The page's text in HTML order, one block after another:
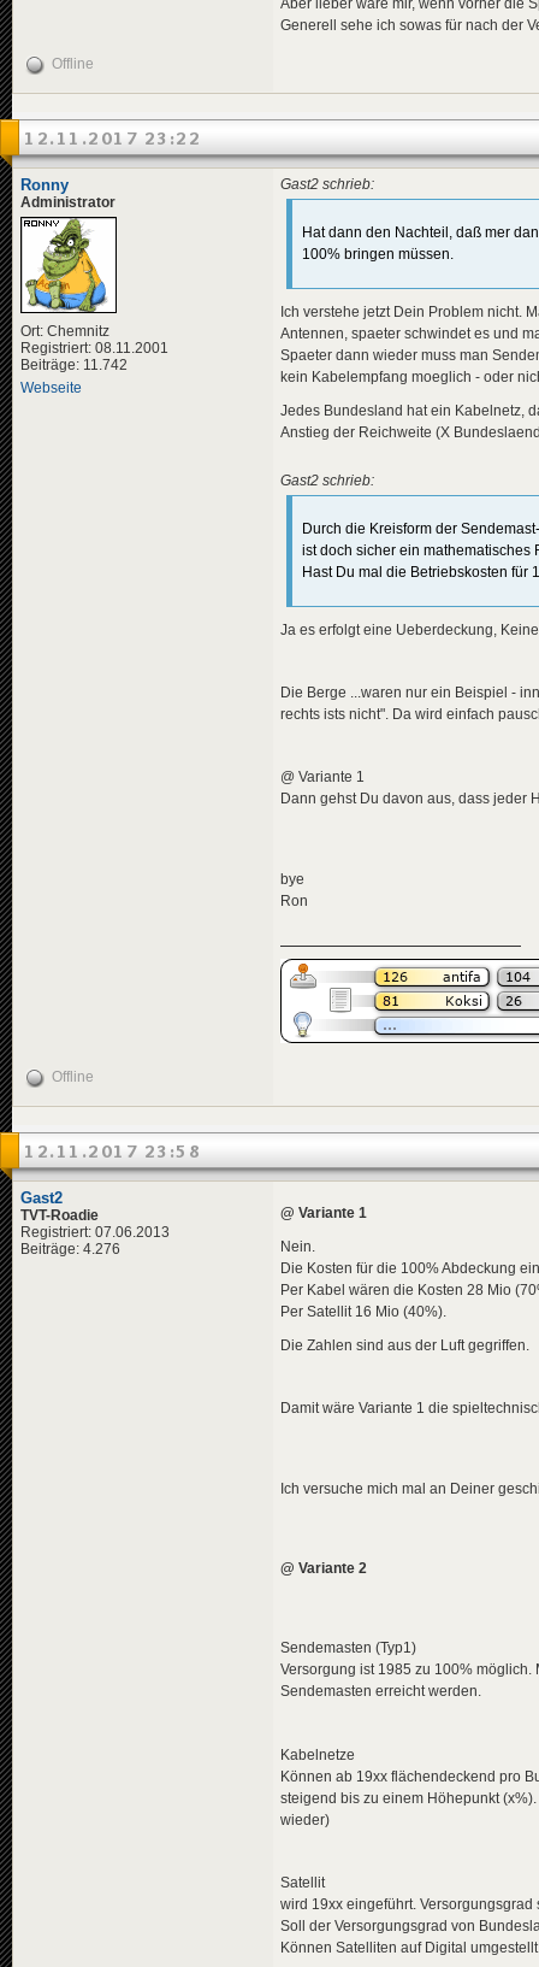
Aber lieber wäre mir, wenn vorher die
Generell sehe ich sowas für nach der
Offline
12.11.2017 23:22
Ronny
Administrator
Ort: Chemnitz
Registriert: 08.11.2001
Beiträge: 11.742
Webseite
Gast2 schrieb:
Hat dann den Nachteil, daß mer
100% bringen müssen.
Ich verstehe jetzt Dein Problem nicht.
Antennen, spaeter schwindet es und
Spaeter dann wieder muss man
kein Kabelempfang moeglich - oder
Jedes Bundesland hat ein Kabelnetz,
Anstieg der Reichweite (X
Gast2 schrieb:
Durch die Kreisform der
ist doch sicher ein mathematisches
Hast Du mal die Betriebskosten für
Ja es erfolgt eine Ueberdeckung,
Die Berge ...waren nur ein Beispiel -
rechts ists nicht". Da wird einfach
@ Variante 1
Dann gehst Du davon aus, dass jeder
bye
Ron
Offline
12.11.2017 23:58
Gast2
TVT-Roadie
Registriert: 07.06.2013
Beiträge: 4.276
@ Variante 1
Nein.
Die Kosten für die 100% Abdeckung
Per Kabel wären die Kosten 28 Mio
Per Satellit 16 Mio (40%).
Die Zahlen sind aus der Luft gegriffen.
Damit wäre Variante 1 die
Ich versuche mich mal an Deiner
@ Variante 2
Sendemasten (Typ1)
Versorgung ist 1985 zu 100%
Sendemasten erreicht werden.
Kabelnetze
Können ab 19xx flächendeckend pro
steigend bis zu einem Höhepunkt
wieder)
Satellit
wird 19xx eingeführt.
Soll der Versorgungsgrad von
Können Satelliten auf Digital